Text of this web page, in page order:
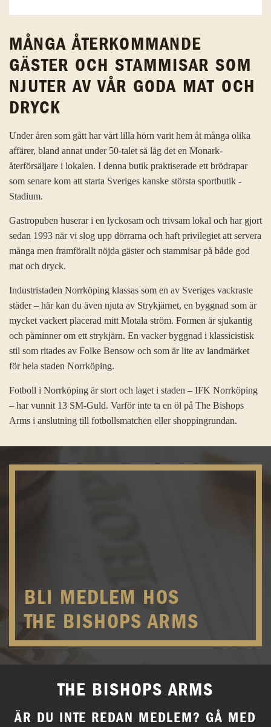
MÅNGA ÅTERKOMMANDE
GÄSTER OCH STAMMISAR SOM
NJUTER AV VÅR GODA MAT OCH
DRYCK
Under åren som gått har vårt lilla hörn varit hem åt många olika
affärer, bland annat under 50-talet så låg det en Monark-
återförsäljare i lokalen. I denna butik praktiserade ett brödrapar
som senare kom att starta Sveriges kanske största sportbutik -
Stadium.
Gastropuben huserar i en lyckosam och trivsam lokal och har gjort
sedan 1993 när vi slog upp dörrarna och haft privilegiet att servera
många men framförallt nöjda gäster och stammisar på både god
mat och dryck.
Industristaden Norrköping klassas som en av Sveriges vackraste
städer – här kan du även njuta av Strykjärnet, en byggnad som är
mycket vackert placerad mitt Motala ström. Formen är sjukantig
och påminner om ett strykjärn. En vacker byggnad i klassicistisk
stil som ritades av Folke Bensow och som är lite av landmärket
för hela staden Norrköping.
Fotboll i Norrköping är stort och laget i staden – IFK Norrköping
– har vunnit 13 SM-Guld. Varför inte ta en öl på The Bishops
Arms i anslutning till fotbollsmatchen eller shoppingrundan.
BLI MEDLEM HOS
THE BISHOPS ARMS
THE BISHOPS ARMS
ÄR DU INTE REDAN MEDLEM? GÅ MED